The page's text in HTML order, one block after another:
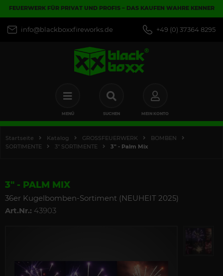
FEUERWERK FÜR PRIVAT UND PROFIS – DAS KAUFEN WAHRE KENNER
info@blackboxxfireworks.de +49 (0) 37364 8295
MENÜ SUCHEN MEIN KONTO
Startseite Katalog GROSSFEUERWERK
BOMBEN
SORTIMENTE
3" SORTIMENTE 3" - Palm Mix
3" - PALM MIX
36er Kugelbomben-Sortiment (NEUHEIT 2025)
Art.Nr.: 43903